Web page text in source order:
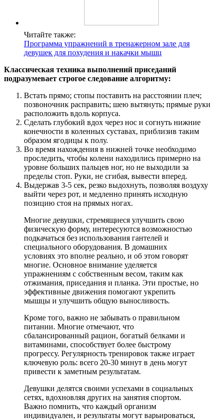
Читайте также:
Программа упражнений в тренажерном зале для
девушек для похудения и накачки мышц
Классическая техника выполнений приседаний
подразумевает строгое следование алгоритму:
Встать прямо; стопы поставить на расстоянии плеч;
позвоночник расправить; шею вытянуть; прямые руки
расположить вдоль корпуса.
Сделать глубокий вдох через нос и согнуть нижние
конечности в коленных суставах, приблизив таким
образом ягодицы к полу.
Во время нахождения в нижней точке необходимо
проследить, чтобы колени находились примерно на
уровне больших пальцев ног, но не выходили за
пределы стоп. Руки, не сгибая, вывести вперед.
Выдержав 3-5 сек, резко выдохнуть, позволяя воздуху
выйти через рот, и медленно принять исходную
позицию стоя на прямых ногах.
Многие девушки, стремящиеся улучшить свою
физическую форму, интересуются возможностью
подкачаться без использования гантелей и
специального оборудования. В домашних
условиях это вполне реально, и об этом говорят
многие. Основное внимание уделяется
упражнениям с собственным весом, таким как
отжимания, приседания и планка. Эти простые, но
эффективные движения помогают укрепить
мышцы и улучшить общую выносливость.
Кроме того, важно не забывать о правильном
питании. Многие отмечают, что
сбалансированный рацион, богатый белками и
витаминами, способствует более быстрому
прогрессу. Регулярность тренировок также играет
ключевую роль: всего 20-30 минут в день могут
привести к заметным результатам.
Девушки делятся своими успехами в социальных
сетях, вдохновляя других на занятия спортом.
Важно помнить, что каждый организм
индивидуален, и результаты могут варьироваться,